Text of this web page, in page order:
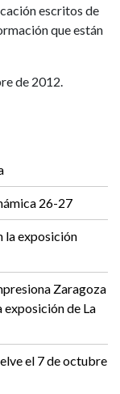
escritos de
que están
de 2012.
26-27
la exposición
Zaragoza
de La
el 7 de octubre